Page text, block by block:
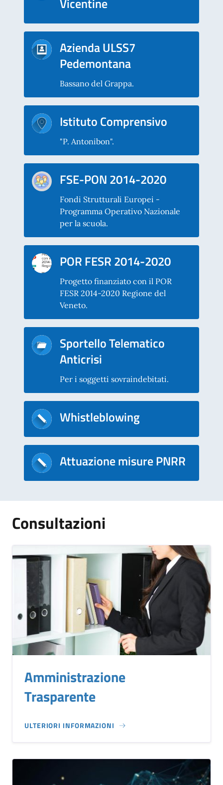
Azienda ULSS7
Pedemontana
Bassano del Grappa.
Istituto Comprensivo
"P. Antonibon".
FSE-PON 2014-2020
Fondi Strutturali Europei -
Programma Operativo Nazionale
per la scuola.
POR FESR 2014-2020
Progetto finanziato con il POR
FESR 2014-2020 Regione del
Veneto.
Sportello Telematico
Anticrisi
Per i soggetti sovraindebitati.
Whistleblowing
Attuazione misure PNRR
Consultazioni
Amministrazione
Trasparente
ULTERIORI INFORMAZIONI